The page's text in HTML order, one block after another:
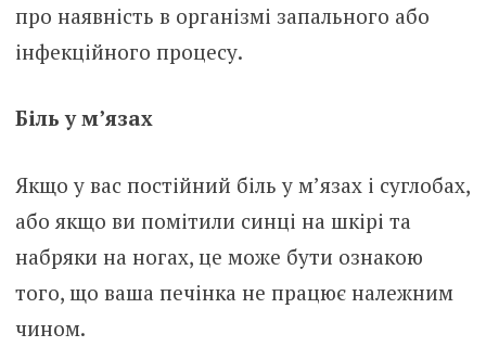
про наявність в організмі запального або
інфекційного процесу.
Біль у м’язах
Якщо у вас постійний біль у м’язах і суглобах,
або якщо ви помітили синці на шкірі та
набряки на ногах, це може бути ознакою
того, що ваша печінка не працює належним
чином.